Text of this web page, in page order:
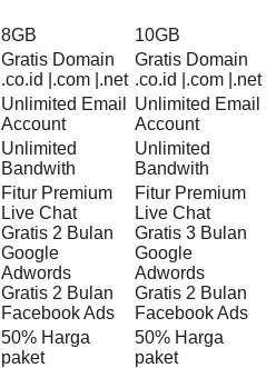
8GB
10GB
Gratis Domain
.co.id |.com |.net
Gratis Domain
.co.id |.com |.net
Unlimited Email
Account
Unlimited Email
Account
Unlimited
Bandwith
Unlimited
Bandwith
Fitur Premium
Live Chat
Gratis 2 Bulan
Google
Adwords
Gratis 2 Bulan
Facebook Ads
Fitur Premium
Live Chat
Gratis 3 Bulan
Google
Adwords
Gratis 2 Bulan
Facebook Ads
50% Harga
paket
50% Harga
paket